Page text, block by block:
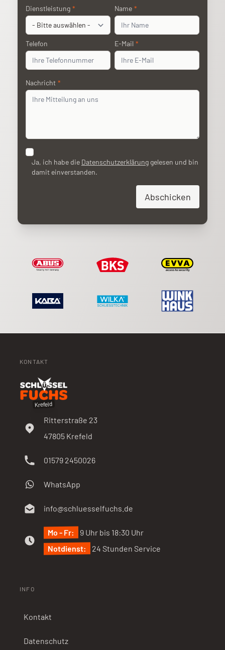
Anliegen
Dienstleistung * Name
Name *
Telefon
Telefon E-Mail
E-Mail *
Nachricht
Nachricht *
Datenschutz
Ja, ich habe die Datenschutzerklärung
damit einverstanden.
Abschicken
KONTAKT
Krefeld
Ritterstraße 23
47805 Krefeld
01579 2450026
WhatsApp
info@schluesselfuchs.de
Mo - Fr:
9 Uhr bis 18:30 Uhr
Notdienst:
24 Stunden Service
INFO
Kontakt
Datenschutz